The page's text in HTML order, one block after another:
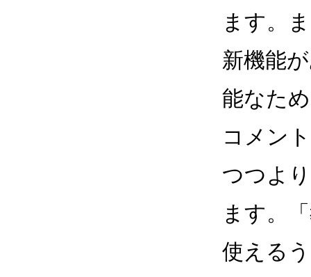
ます。
新機能
能なた
コメン
つつよ
ます。
使える